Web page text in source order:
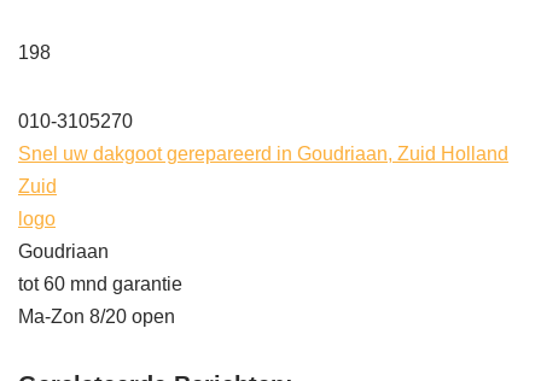
198
010-3105270
Snel uw dakgoot gerepareerd in Goudriaan, Zuid Holland
Zuid
logo
Goudriaan
tot 60 mnd garantie
Ma-Zon 8/20 open